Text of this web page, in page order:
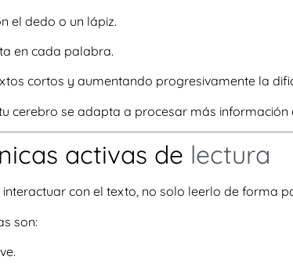
el dedo o un lápiz.
en cada palabra.
cortos y aumentando progresivamente la
cerebro se adapta a procesar más información
activas de lectura
con el texto, no solo leerlo de forma
son: